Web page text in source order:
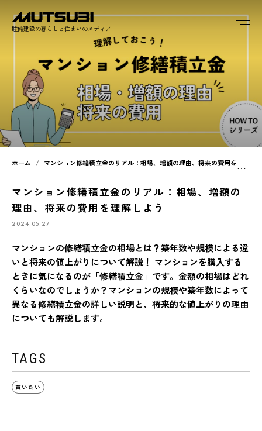
睦備建設の暮らしと住まいのメディア
ホーム マンション修繕積立金のリアル：相場、増額の理由、将来の費用を理解しよう
マンション修繕積立金のリアル：相場、増額の
理由、将来の費用を理解しよう
2024.05.27
マンションの修繕積立金の相場とは？築年数や規模による違
いと将来の値上がりについて解説！ マンションを購入する
ときに気になるのが「修繕積立金」です。金額の相場はどれ
くらいなのでしょうか？マンションの規模や築年数によって
異なる修繕積立金の詳しい説明と、将来的な値上がりの理由
についても解説します。
TAGS
買いたい